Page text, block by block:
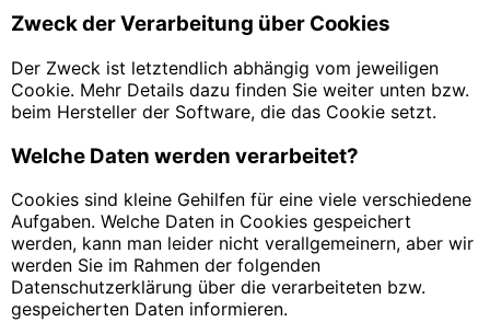
Zweck der Verarbeitung über Cookies
Der Zweck ist letztendlich abhängig vom jeweiligen
Cookie. Mehr Details dazu finden Sie weiter unten bzw.
beim Hersteller der Software, die das Cookie setzt.
Welche Daten werden verarbeitet?
Cookies sind kleine Gehilfen für eine viele verschiedene
Aufgaben. Welche Daten in Cookies gespeichert
werden, kann man leider nicht verallgemeinern, aber wir
werden Sie im Rahmen der folgenden
Datenschutzerklärung über die verarbeiteten bzw.
gespeicherten Daten informieren.